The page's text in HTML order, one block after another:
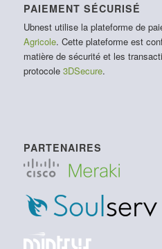
PAIEMENT SÉCURISÉ
Ubnest utilise la plateforme de
Agricole. Cette plateforme est
matière de sécurité et les
protocole 3DSecure.
PARTENAIRES